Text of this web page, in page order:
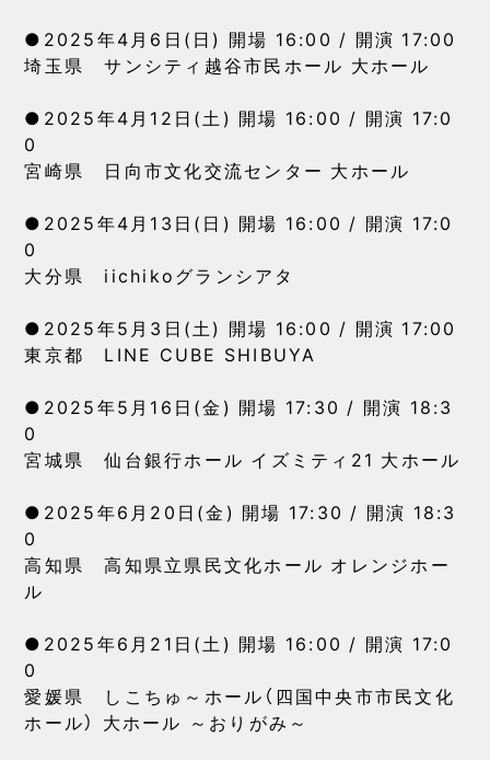
●2025年4月6日(日) 開場 16:00 / 開演 17:00
埼玉県 サンシティ越谷市民ホール 大ホール
●2025年4月12日(土) 開場 16:00 / 開演 17:0
0
宮崎県 日向市文化交流センター 大ホール
●2025年4月13日(日) 開場 16:00 / 開演 17:0
0
大分県 iichikoグランシアタ
●2025年5月3日(土) 開場 16:00 / 開演 17:00
東京都 LINE CUBE SHIBUYA
●2025年5月16日(金) 開場 17:30 / 開演 18:3
0
宮城県 仙台銀行ホール イズミティ21 大ホール
●2025年6月20日(金) 開場 17:30 / 開演 18:3
0
高知県 高知県立県民文化ホール オレンジホー
ル
●2025年6月21日(土) 開場 16:00 / 開演 17:0
0
愛媛県 しこちゅ～ホール（四国中央市市民文化
ホール） 大ホール ～おりがみ～